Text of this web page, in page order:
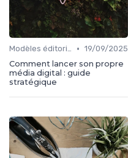
Modèles éditoriaux • 19/09/2025
Comment lancer son propre
média digital : guide
stratégique